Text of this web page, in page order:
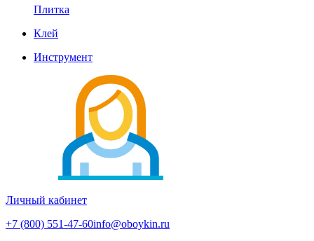
Плитка
Клей
Инструмент
Личный кабинет
+7 (800) 551-47-60info@oboykin.ru